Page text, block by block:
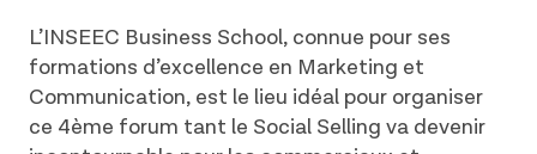
L’INSEEC Business School, connue pour ses
formations d’excellence en Marketing et
Communication, est le lieu idéal pour organiser
ce 4ème forum tant le Social Selling va devenir